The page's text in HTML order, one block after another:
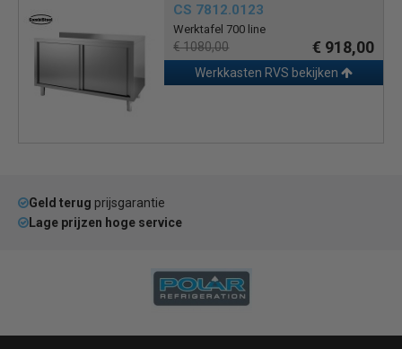
CS 7812.0123
Werktafel 700 line
€ 1080,00 € 918,00
Werkkasten RVS bekijken
Geld terug prijsgarantie
Lage prijzen hoge service